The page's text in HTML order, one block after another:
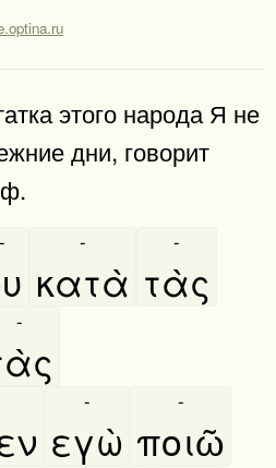
этого народа Я не
дни, говорит
-
κατὰ
-
τὰς
-
-
εγὼ
-
ποιῶ
-